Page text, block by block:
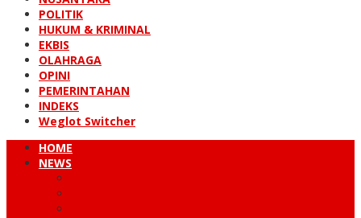
POLITIK
HUKUM & KRIMINAL
EKBIS
OLAHRAGA
OPINI
PEMERINTAHAN
INDEKS
Weglot Switcher
HOME
NEWS